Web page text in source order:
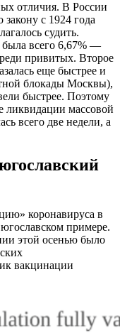
отличия. В России
с 1924 года
судить.
была всего 6,67% —
привитых. Второе
еще быстрее и
блокады Москвы),
быстрее. Поэтому
ликвидации массовой
всего две недели, а
коронавируса в
примере.
этой осенью было
вакцинации